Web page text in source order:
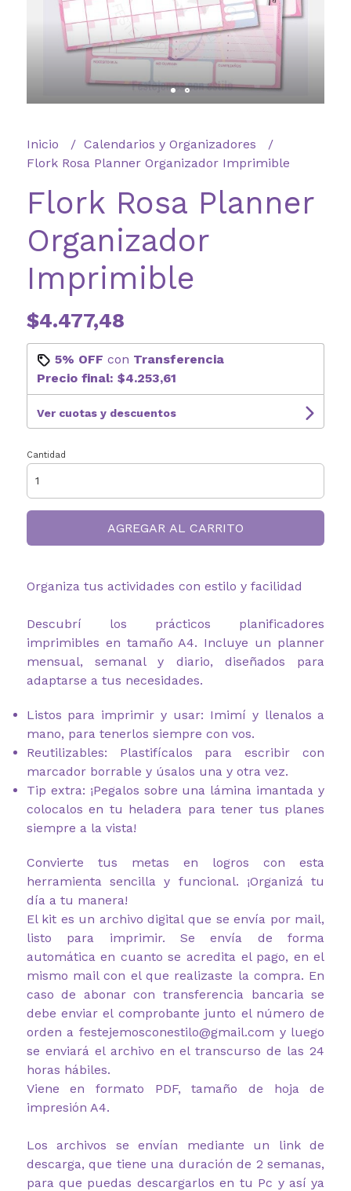
Inicio
Calendarios y Organizadores
Flork Rosa Planner Organizador Imprimible
Flork Rosa Planner
Organizador
Imprimible
$4.477,48
5% OFF con Transferencia
Precio final: $4.253,61
Ver cuotas y descuentos
Cantidad
AGREGAR AL CARRITO
Organiza tus actividades con estilo y facilidad
Descubrí los prácticos planificadores
imprimibles en tamaño A4. Incluye un planner
mensual, semanal y diario, diseñados para
adaptarse a tus necesidades.
Listos para imprimir y usar: Imimí y llenalos a
mano, para tenerlos siempre con vos.
Reutilizables: Plastifícalos para escribir con
marcador borrable y úsalos una y otra vez.
Tip extra: ¡Pegalos sobre una lámina imantada y
colocalos en tu heladera para tener tus planes
siempre a la vista!
Convierte tus metas en logros con esta
herramienta sencilla y funcional. ¡Organizá tu
día a tu manera!
El kit es un archivo digital que se envía por mail,
listo para imprimir. Se envía de forma
automática en cuanto se acredita el pago, en el
mismo mail con el que realizaste la compra. En
caso de abonar con transferencia bancaria se
debe enviar el comprobante junto el número de
orden a festejemosconestilo@gmail.com y luego
se enviará el archivo en el transcurso de las 24
horas hábiles.
Viene en formato PDF, tamaño de hoja de
impresión A4.
Los archivos se envían mediante un link de
descarga, que tiene una duración de 2 semanas,
para que puedas descargarlos en tu Pc y así ya